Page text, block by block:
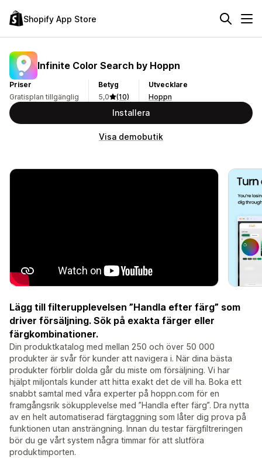
Shopify App Store
Infinite Color Search by Hoppn
Priser
Gratisplan tillgänglig
Betyg
5,0
(10)
Utvecklare
Hoppn
Installera
Visa demobutik
Lägg till filterupplevelsen ”Handla efter färg” som
driver försäljning. Sök på exakta färger eller
färgkombinationer.
Din produktkatalog med mellan 250 och över 50 000
produkter är svår för kunder att navigera i. När dina bästa
produkter förblir dolda går du miste om försäljning. Vi har
hjälpt miljontals kunder att hitta exakt det de vill ha. Boka ett
snabbt samtal med våra experter på hoppn.com för en
framgångsrik sökupplevelse med ”Handla efter färg”. Dra nytta
av en helt automatiserad färgtaggning som låter dig prova på
funktionen utan ansträngning. Innan du testar färgfiltreringen
bör du ge vårt system några timmar för att slutföra
produktimporten.